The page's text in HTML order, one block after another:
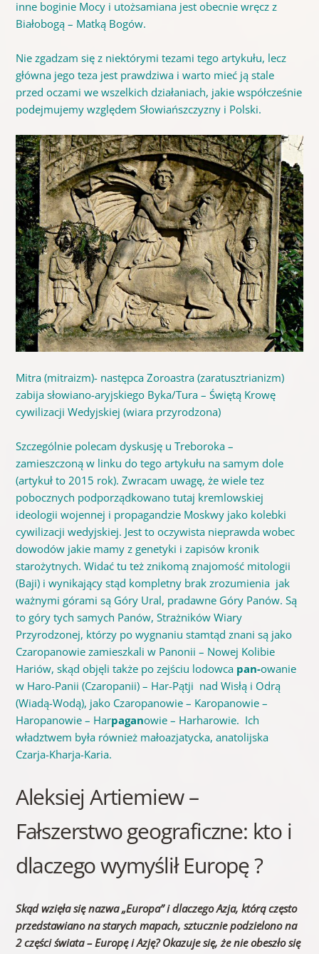
inne boginie Mocy i utożsamiana jest obecnie wręcz z
Białobogą – Matką Bogów.
Nie zgadzam się z niektórymi tezami tego artykułu, lecz
główna jego teza jest prawdziwa i warto mieć ją stale
przed oczami we wszelkich działaniach, jakie współcześnie
podejmujemy względem Słowiańszczyzny i Polski.
Mitra (mitraizm)- następca Zoroastra (zaratusztrianizm)
zabija słowiano-aryjskiego Byka/Tura – Świętą Krowę
cywilizacji Wedyjskiej (wiara przyrodzona)
Szczególnie polecam dyskusję u Treboroka –
zamieszczoną w linku do tego artykułu na samym dole
(artykuł to 2015 rok). Zwracam uwagę, że wiele tez
pobocznych podporządkowano tutaj kremlowskiej
ideologii wojennej i propagandzie Moskwy jako kolebki
cywilizacji wedyjskiej. Jest to oczywista nieprawda wobec
dowodów jakie mamy z genetyki i zapisów kronik
starożytnych. Widać tu też znikomą znajomość mitologii
(Baji) i wynikający stąd kompletny brak zrozumienia jak
ważnymi górami są Góry Ural, pradawne Góry Panów. Są
to góry tych samych Panów, Strażników Wiary
Przyrodzonej, którzy po wygnaniu stamtąd znani są jako
Czaropanowie zamieszkali w Panonii – Nowej Kolibie
Hariów, skąd objęli także po zejściu lodowca pan-owanie
w Haro-Panii (Czaropanii) – Har-Pątji nad Wisłą i Odrą
(Wiadą-Wodą), jako Czaropanowie – Karopanowie –
Haropanowie – Harpaganowie – Harharowie. Ich
władztwem była również małoazjatycka, anatolijska
Czarja-Kharja-Karia.
Aleksiej Artiemiew –
Fałszerstwo geograficzne: kto i
dlaczego wymyślił Europę ?
Skąd wzięła się nazwa „Europa” i dlaczego Azja, którą często
przedstawiano na starych mapach, sztucznie podzielono na
2 części świata – Europę i Azję? Okazuje się, że nie obeszło się